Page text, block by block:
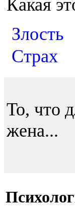
Какая
Злость
Страх
То, что
жена...